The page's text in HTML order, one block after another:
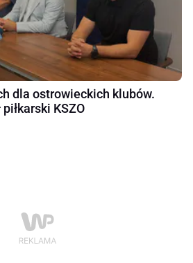
dla ostrowieckich klubów.
KSZO